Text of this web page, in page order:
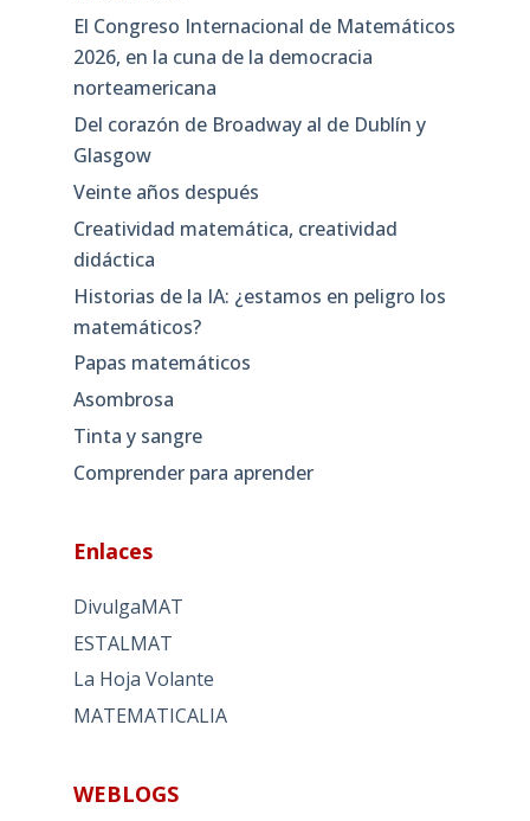
El Congreso Internacional de Matemáticos
2026, en la cuna de la democracia
norteamericana
Del corazón de Broadway al de Dublín y
Glasgow
Veinte años después
Creatividad matemática, creatividad
didáctica
Historias de la IA: ¿estamos en peligro los
matemáticos?
Papas matemáticos
Asombrosa
Tinta y sangre
Comprender para aprender
Enlaces
DivulgaMAT
ESTALMAT
La Hoja Volante
MATEMATICALIA
WEBLOGS